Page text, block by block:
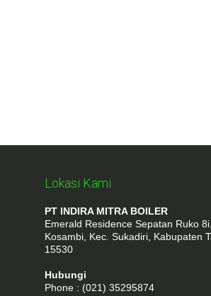
Lokasi Kami
PT INDIRA MITRA BOILER
Emerald Residence Sepatan Ruko
Kosambi, Kec. Sukadiri, Kabupaten
15530
Hubungi
Phone : (021) 35295874